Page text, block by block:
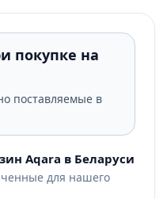
покупке на
поставляемые в
Aqara в Беларуси
для нашего